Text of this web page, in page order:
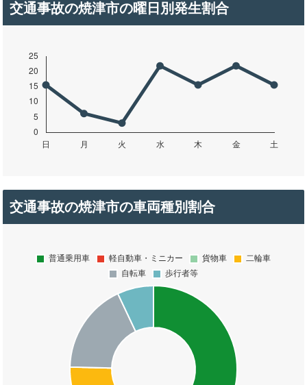
交通事故の焼津市の曜日別発生割合
交通事故の焼津市の車両種別割合